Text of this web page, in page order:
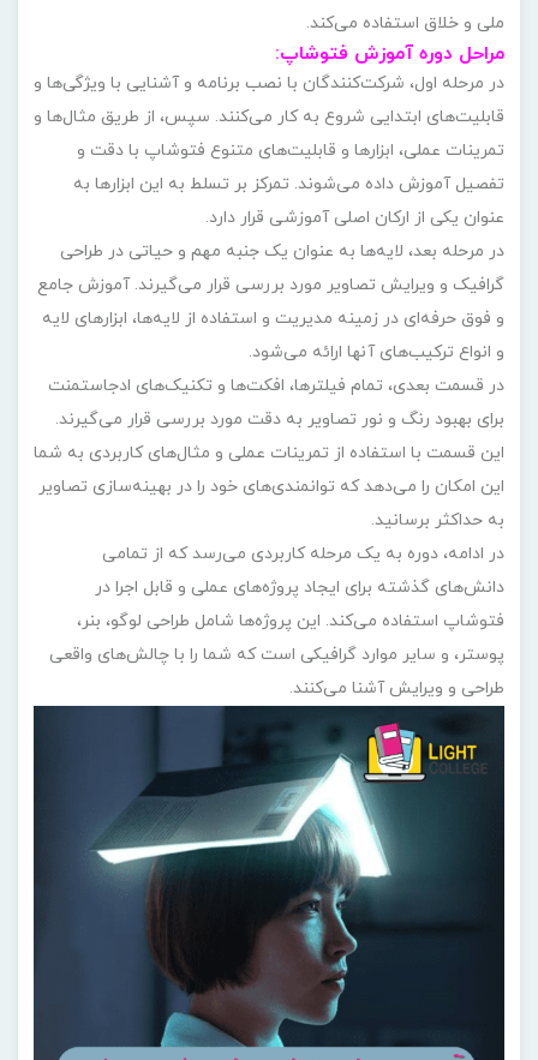
ملی و خلاق استفاده می‌کند.
مراحل دوره آموزش فتوشاپ:
در مرحله اول، شرکت‌کنندگان با نصب برنامه و آشنایی با ویژگی‌ها و
قابلیت‌های ابتدایی شروع به کار می‌کنند. سپس، از طریق مثال‌ها و
تمرینات عملی، ابزارها و قابلیت‌های متنوع فتوشاپ با دقت و
تفصیل آموزش داده می‌شوند. تمرکز بر تسلط به این ابزارها به
عنوان یکی از ارکان اصلی آموزشی قرار دارد.
در مرحله بعد، لایه‌ها به عنوان یک جنبه مهم و حیاتی در طراحی
گرافیک و ویرایش تصاویر مورد بررسی قرار می‌گیرند. آموزش جامع
و فوق حرفه‌ای در زمینه مدیریت و استفاده از لایه‌ها، ابزارهای لایه
و انواع ترکیب‌های آنها ارائه می‌شود.
در قسمت بعدی، تمام فیلترها، افکت‌ها و تکنیک‌های ادجاستمنت
برای بهبود رنگ و نور تصاویر به دقت مورد بررسی قرار می‌گیرند.
این قسمت با استفاده از تمرینات عملی و مثال‌های کاربردی به شما
این امکان را می‌دهد که توانمندی‌های خود را در بهینه‌سازی تصاویر
به حداکثر برسانید.
در ادامه، دوره به یک مرحله کاربردی می‌رسد که از تمامی
دانش‌های گذشته برای ایجاد پروژه‌های عملی و قابل اجرا در
فتوشاپ استفاده می‌کند. این پروژه‌ها شامل طراحی لوگو، بنر،
پوستر، و سایر موارد گرافیکی است که شما را با چالش‌های واقعی
طراحی و ویرایش آشنا می‌کنند.